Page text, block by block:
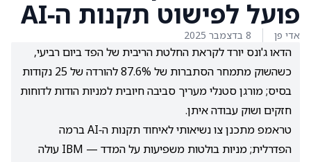
פועל לפישוט תקנות ה‑AI
אדי פן 8 בדצמבר 2025
הדאו ג'ונס יורד לקראת החלטת הריבית של הפד ביום רביעי,
כשהשוק מתמחר הסתברות של 87.6% להורדה של 25 נקודות
בסיס; מורגן סטנלי מעריך סביבה חיובית למניות הודות לדוחות
חזקים ושוק עבודה איתן.
טראמפ מתכנן צו נשיאותי לאיחוד תקנות ה‑AI ברמה
הפדרלית; מניות בולטות משפיעות על המדד — IBM עולה